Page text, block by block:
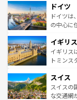
せる。地
ンテンツ
で、幅広
聖堂、美
から魅了
いる。シ
香り高い
らに、パ
れる地方
を参照し
ドイツ
ドイツは
の中心に
顔を持つ
ルリンの
してライ
は、お酒好
ドイツ情
イギリス
イギリス
トミンス
リアごと
ティー、
戦など、
スイス
スイスの
な交通網